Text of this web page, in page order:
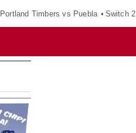
Portland Timbers vs Puebla Switch 2